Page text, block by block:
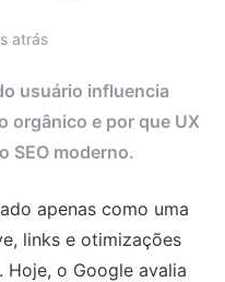
atrás
usuário influencia
orgânico e por que UX
SEO moderno.
apenas como uma
links e otimizações
Hoje, o Google avalia